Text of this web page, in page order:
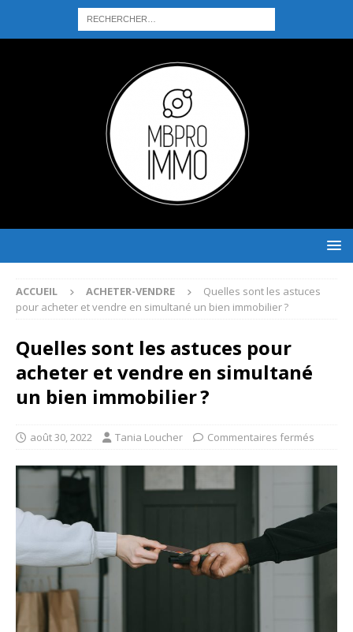
ACCUEIL ACHETER-VENDRE
Quelles sont les astuces
pour acheter et vendre en simultané un bien immobilier ?
Quelles sont les astuces pour
acheter et vendre en simultané
un bien immobilier ?
août 30, 2022 Tania Loucher Commentaires fermés